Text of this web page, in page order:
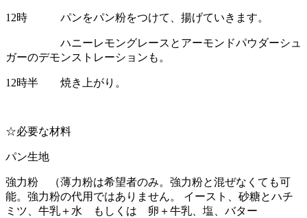
12時 パンをパン粉をつけて、揚げていきます。
ハニーレモングレースとアーモンドパウダーシュ
ガーのデモンストレーションも。
12時半 焼き上がり。
☆必要な材料
パン生地
強力粉 （薄力粉は希望者のみ。強力粉と混ぜなくても可
能。強力粉の代用ではありません。 イースト、砂糖とハチ
ミツ、牛乳＋水 もしくは 卵＋牛乳、塩、バター